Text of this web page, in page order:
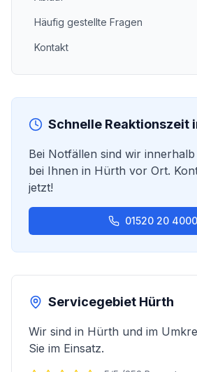
Häufig gestellte Fragen
Kontakt
Schnelle Reaktionszeit
Bei Notfällen sind wir
bei Ihnen in Hürth vor Ort.
jetzt!
01520 20
Servicegebiet Hürth
Wir sind in Hürth und im
Sie im Einsatz.